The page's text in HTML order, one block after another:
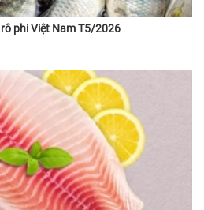
phi Việt Nam T5/2026